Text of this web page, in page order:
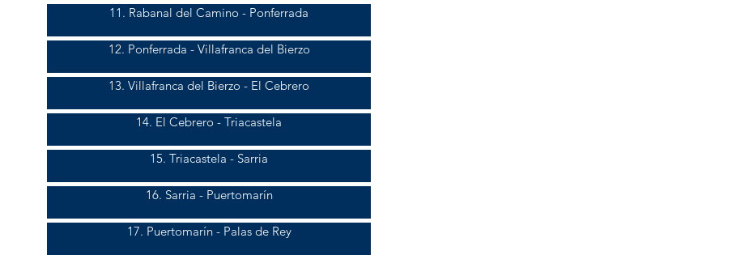
11. Rabanal del Camino - Ponferrada
12. Ponferrada - Villafranca del Bierzo
13. Villafranca del Bierzo - El Cebrero
14. El Cebrero - Triacastela
15. Triacastela - Sarria
16. Sarria - Puertomarín
17. Puertomarín - Palas de Rey